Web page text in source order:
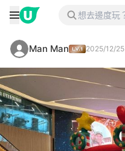
Man Man 2025/12/25